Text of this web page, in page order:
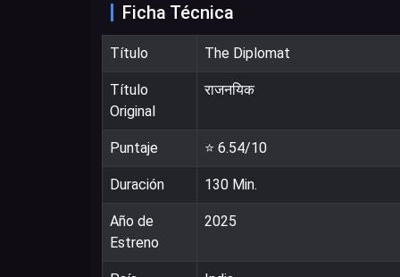
Ficha Técnica
Título The Diplomat
Título
Original
राजनयिक
Puntaje ⭐ 6.54/10
Duración 130 Min.
Año de
Estreno
2025